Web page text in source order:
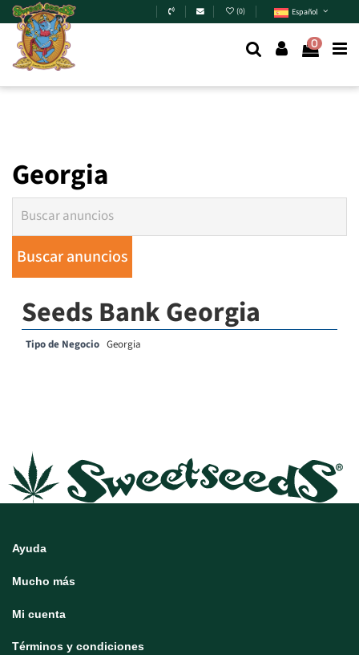
Skip to main content (0) Español
0
Georgia
Seeds Bank Georgia
Tipo de Negocio Georgia
Ayuda
Mucho más
Mi cuenta
Términos y condiciones